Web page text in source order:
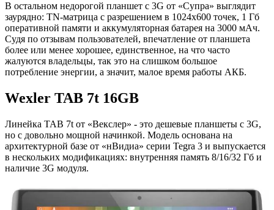
В остальном недорогой планшет с 3G от «Супра» выглядит
заурядно: TN-матрица с разрешением в 1024х600 точек, 1 Гб
оперативной памяти и аккумуляторная батарея на 3000 мАч.
Судя по отзывам пользователей, впечатление от планшета
более или менее хорошее, единственное, на что часто
жалуются владельцы, так это на слишком большое
потребление энергии, а значит, малое время работы АКБ.
Wexler TAB 7t 16GB
Линейка TAB 7t от «Векслер» - это дешевые планшеты с 3G,
но с довольно мощной начинкой. Модель основана на
архитектурной базе от «нВидиа» серии Tegra 3 и выпускается
в нескольких модификациях: внутренняя память 8/16/32 Гб и
наличие 3G модуля.